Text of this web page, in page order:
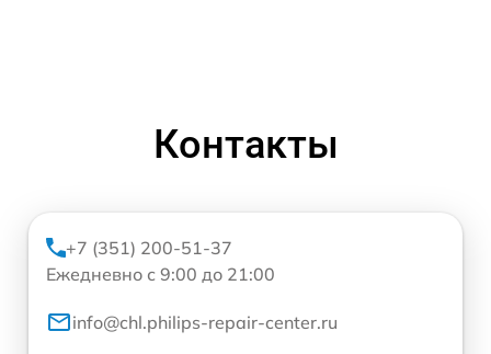
Контакты
+7 (351) 200-51-37
Ежедневно с 9:00 до 21:00
info@chl.philips-repair-center.ru